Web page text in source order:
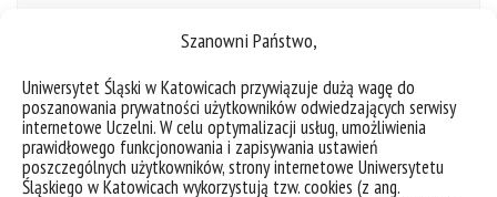
Szanowni Państwo,
Uniwersytet Śląski w Katowicach przywiązuje dużą wagę do
poszanowania prywatności użytkowników odwiedzających serwisy
internetowe Uczelni. W celu optymalizacji usług, umożliwienia
prawidłowego funkcjonowania i zapisywania ustawień
poszczególnych użytkowników, strony internetowe Uniwersytetu
Śląskiego w Katowicach wykorzystują tzw. cookies (z ang.
Studia II stopnia